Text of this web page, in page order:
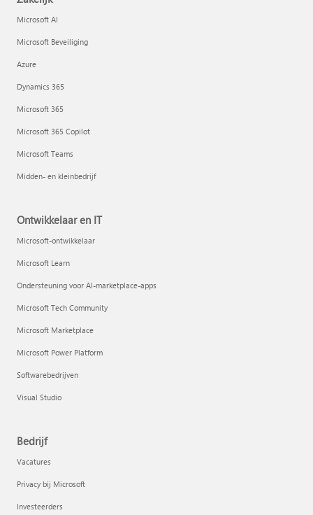
Microsoft AI
Microsoft Beveiliging
Azure
Dynamics 365
Microsoft 365
Microsoft 365 Copilot
Microsoft Teams
Midden- en kleinbedrijf
Ontwikkelaar en IT
Microsoft-ontwikkelaar
Microsoft Learn
Ondersteuning voor AI-marketplace-apps
Microsoft Tech Community
Microsoft Marketplace
Microsoft Power Platform
Softwarebedrijven
Visual Studio
Bedrijf
Vacatures
Privacy bij Microsoft
Investeerders